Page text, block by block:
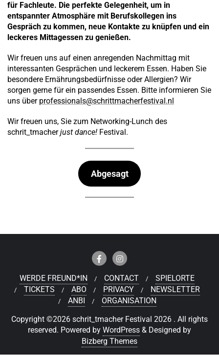
für Fachleute. Die perfekte Gelegenheit, um in
entspannter Atmosphäre mit Berufskollegen ins
Gespräch zu kommen, neue Kontakte zu knüpfen und ein
leckeres Mittagessen zu genießen.
Wir freuen uns auf einen anregenden Nachmittag mit
interessanten Gesprächen und leckerem Essen. Haben Sie
besondere Ernährungsbedürfnisse oder Allergien? Wir
sorgen gerne für ein passendes Essen. Bitte informieren Sie
uns über professionals@schrittmacherfestival.nl
Wir freuen uns, Sie zum Networking-Lunch des
schrit_tmacherjust dance! Festival.
Abgesagt
WERDE FREUND*IN CONTACT
SPIELORTE
TICKETS
ABO PRIVACY
NEWSLETTER
ANBI
ORGANISATION
Copyright ©2026 schrit_tmacher Festival 2026 . All rights
reserved. Powered by WordPress & Designed by
Bizberg Themes